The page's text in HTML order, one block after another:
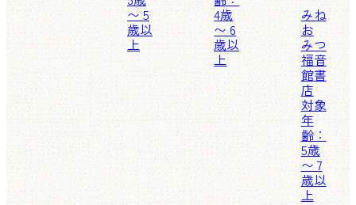
〜 5
歳以
上
4歳
〜 6
歳以
上
みね
お
みつ
福音
館書
店
対象
年
齢：
5歳
〜 7
歳以
上